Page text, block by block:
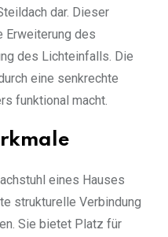
dar. Dieser
Erweiterung des
des Lichteinfalls. Die
eine senkrechte
funktional macht.
eines Hauses
strukturelle Verbindung
Sie bietet Platz für